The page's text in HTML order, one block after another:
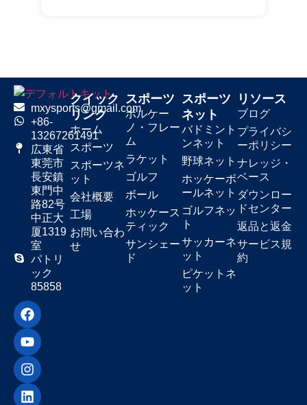
mxysports@gmail.com
+86-
13267261491
広東省
東莞市
長安鎮
東門中
路82号
中正大
厦1319
室
パトリ
ック
85858
クイック
リンク
ホーム
スポーツ
スポーツネ
ット
会社概要
工場
お問い合わ
せ
スポーツ
ボルケー
ノ・フレー
ム
ラケット
ゴルフ
ボール
ホッケース
ティック
サンシェー
ド
スポーツ
ネット
バドミント
ンネット
野球ネット
ホッケーボ
ールネット
ゴルフネッ
ト
サッカーネ
ット
ピケットネ
ット
リソース
ブログ
プライバシ
ーポリシー
ナレッジ・
ベース
ダウンロー
ドセンター
返品と返金
サービス規
約